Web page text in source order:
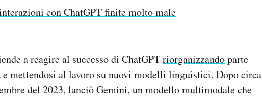
con ChatGPT finite molto male
a reagire al successo di ChatGPTriorganizzandoparte
mettendosi al lavoro su nuovi modelli linguistici. Dopo circa
del 2023, lanciò Gemini, un modello multimodale che